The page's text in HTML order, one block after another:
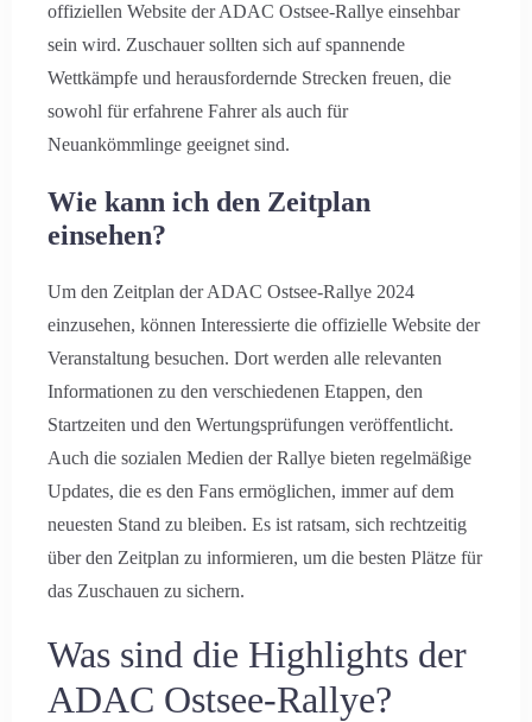
offiziellen Website der ADAC Ostsee-Rallye einsehbar
sein wird. Zuschauer sollten sich auf spannende
Wettkämpfe und herausfordernde Strecken freuen, die
sowohl für erfahrene Fahrer als auch für
Neuankömmlinge geeignet sind.
Wie kann ich den Zeitplan
einsehen?
Um den Zeitplan der ADAC Ostsee-Rallye 2024
einzusehen, können Interessierte die offizielle Website der
Veranstaltung besuchen. Dort werden alle relevanten
Informationen zu den verschiedenen Etappen, den
Startzeiten und den Wertungsprüfungen veröffentlicht.
Auch die sozialen Medien der Rallye bieten regelmäßige
Updates, die es den Fans ermöglichen, immer auf dem
neuesten Stand zu bleiben. Es ist ratsam, sich rechtzeitig
über den Zeitplan zu informieren, um die besten Plätze für
das Zuschauen zu sichern.
Was sind die Highlights der
ADAC Ostsee-Rallye?